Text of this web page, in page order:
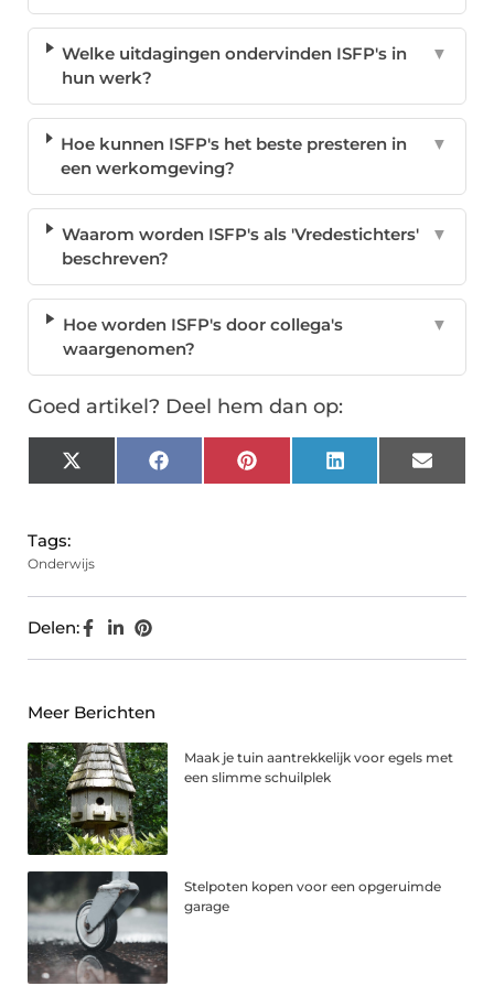
Welke uitdagingen ondervinden ISFP's in
hun werk?
▼
Hoe kunnen ISFP's het beste presteren in
een werkomgeving?
▼
Waarom worden ISFP's als 'Vredestichters'
beschreven?
▼
Hoe worden ISFP's door collega's
waargenomen?
▼
Goed artikel? Deel hem dan op:
X
(Twitter)
FacebookPinterest LinkedIn Email
Tags:
Onderwijs
Delen:
Meer Berichten
Maak je tuin aantrekkelijk voor egels met
een slimme schuilplek
Stelpoten kopen voor een opgeruimde
garage